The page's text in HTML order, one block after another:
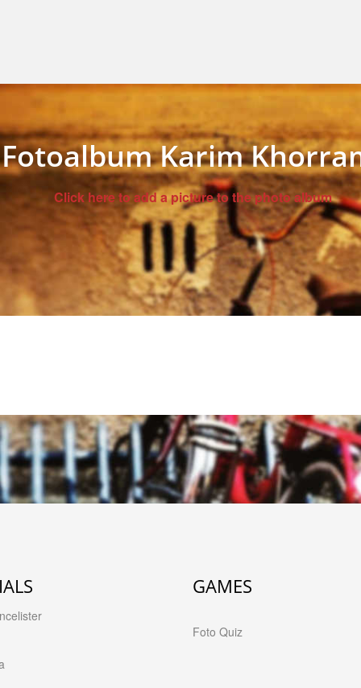
Fotoalbum Karim
Click here to add a picture to the photo album
GAMES
Foto Quiz